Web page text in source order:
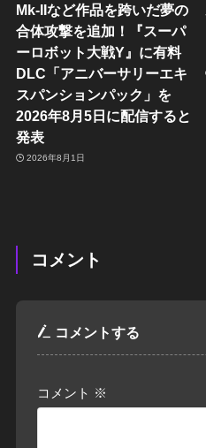
Mk-IIなど作品を跨いだ夢の
合体攻撃を追加！『スーパ
ーロボット大戦Y』に有料
DLC「アニバーサリーエキ
スパンションパック」を
2026年8月5日に配信すると
発表
2026年8月1日
コメント
コメントする
コメント ※